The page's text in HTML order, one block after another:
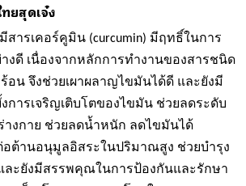
ยสุดเจ๋ง
ารเคอร์คูมิน (curcumin) มีฤทธิ์ในการ
งดี เนื่องจากหลักการทำงานของสารชนิด
อน จึงช่วยเผาผลาญไขมันได้ดี และยังมี
การเจริญเติบโตของไขมัน ช่วยลดระดับ
างกาย ช่วยลดน้ำหนัก ลดไขมันได้
ต้านอนุมูลอิสระในปริมาณสูง ช่วยบำรุง
ละยังมีสรรพคุณในการป้องกันและรักษา